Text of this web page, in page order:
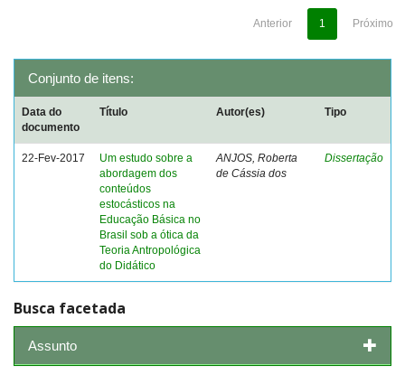
Anterior 1 Próximo
Conjunto de itens:
Data do
documento
Título Autor(es) Tipo
22-Fev-2017
Um estudo sobre a
abordagem dos
conteúdos
estocásticos na
Educação Básica no
Brasil sob a ótica da
Teoria Antropológica
do Didático
ANJOS, Roberta
de Cássia dos
Dissertação
Busca facetada
Assunto